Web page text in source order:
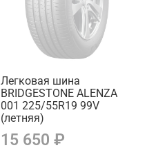
Легковая шина
BRIDGESTONE ALENZA
001 225/55R19 99V
(летняя)
15 650 ₽